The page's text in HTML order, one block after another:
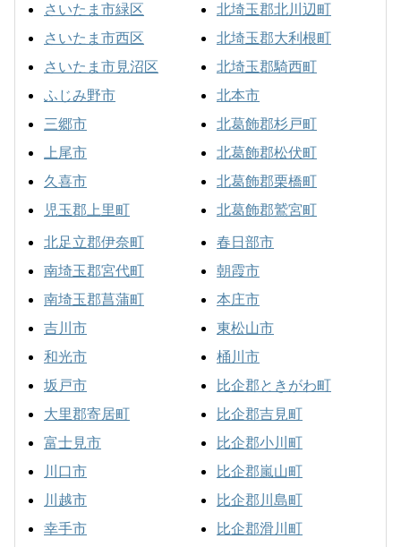
さいたま市緑区
さいたま市西区
さいたま市見沼区
ふじみ野市
三郷市
上尾市
久喜市
児玉郡上里町
北埼玉郡北川辺町
北埼玉郡大利根町
北埼玉郡騎西町
北本市
北葛飾郡杉戸町
北葛飾郡松伏町
北葛飾郡栗橋町
北葛飾郡鷲宮町
北足立郡伊奈町
南埼玉郡宮代町
南埼玉郡菖蒲町
吉川市
和光市
坂戸市
大里郡寄居町
富士見市
川口市
川越市
幸手市
春日部市
朝霞市
本庄市
東松山市
桶川市
比企郡ときがわ町
比企郡吉見町
比企郡小川町
比企郡嵐山町
比企郡川島町
比企郡滑川町